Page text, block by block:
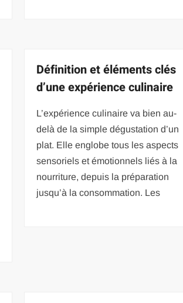
Définition et éléments clés
d’une expérience culinaire
L’expérience culinaire va bien au-
delà de la simple dégustation d’un
plat. Elle englobe tous les aspects
sensoriels et émotionnels liés à la
nourriture, depuis la préparation
jusqu’à la consommation. Les